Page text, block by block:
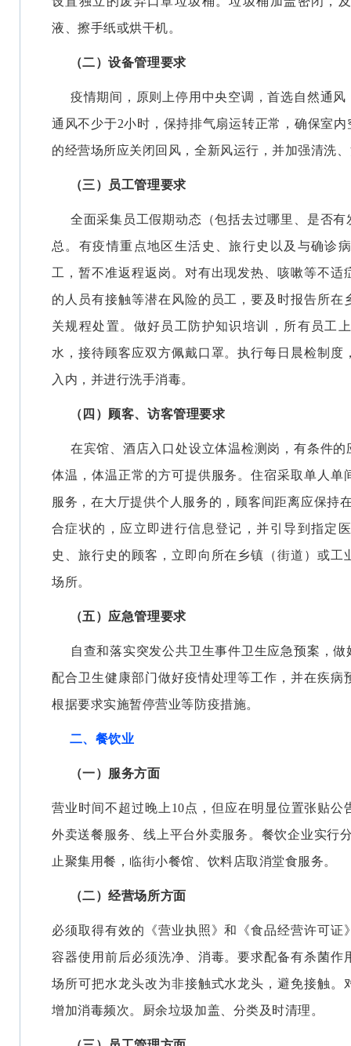
液、擦手纸或烘干机。
（二）设备管理要求
疫情期间，原则上停用中央空调，首选自然通风
通风不少于2小时，保持排气扇运转正常，确保室
的经营场所应关闭回风，全新风运行，并加强清洗
（三）员工管理要求
全面采集员工假期动态（包括去过哪里、是否有
总。有疫情重点地区生活史、旅行史以及与确诊
工，暂不准返程返岗。对有出现发热、咳嗽等不
的人员有接触等潜在风险的员工，要及时报告所
关规程处置。做好员工防护知识培训，所有员工
水，接待顾客应双方佩戴口罩。执行每日晨检制
入内，并进行洗手消毒。
（四）顾客、访客管理要求
在宾馆、酒店入口处设立体温检测岗，有条件的
体温，体温正常的方可提供服务。住宿采取单人
服务，在大厅提供个人服务的，顾客间距离应保持
合症状的，应立即进行信息登记，并引导到指定
史、旅行史的顾客，立即向所在乡镇（街道）或
场所。
（五）应急管理要求
自查和落实突发公共卫生事件卫生应急预案，做
配合卫生健康部门做好疫情处理等工作，并在疾
根据要求实施暂停营业等防疫措施。
二、餐饮业
（一）服务方面
营业时间不超过晚上10点，但应在明显位置张贴
外卖送餐服务、线上平台外卖服务。餐饮企业实行
止聚集用餐，临街小餐馆、饮料店取消堂食服务。
（二）经营场所方面
必须取得有效的《营业执照》和《食品经营许可
容器使用前后必须洗净、消毒。要求配备有杀菌
场所可把水龙头改为非接触式水龙头，避免接触
增加消毒频次。厨余垃圾加盖、分类及时清理。